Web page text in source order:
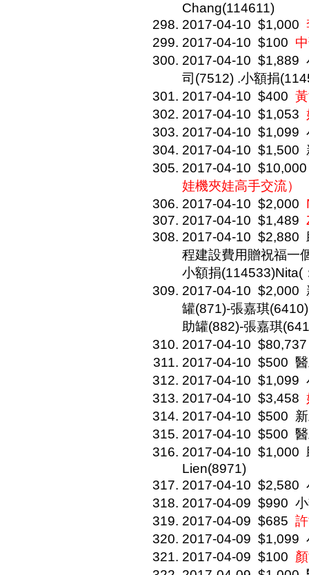
Chang(114611)
2017-04-10 $1,000
2017-04-10 $100
2017-04-10 $1,889
司(7512) .小額捐
2017-04-10 $400
2017-04-10 $1,053
2017-04-10 $1,099
2017-04-10 $1,500
2017-04-10 $10,000
娃機夾娃高手交流）
2017-04-10 $2,000
2017-04-10 $1,489
2017-04-10 $2,880
程建設費用贈祝福一
小額捐(114533)Nita(
2017-04-10 $2,000
罐(871)-張嘉琪
助罐(882)-張嘉琪
2017-04-10 $80,737
2017-04-10 $500
2017-04-10 $1,099
2017-04-10 $3,458
2017-04-10 $500
2017-04-10 $500
2017-04-10 $1,000
Lien(8971)
2017-04-10 $2,580
2017-04-09 $990
2017-04-09 $685
2017-04-09 $1,099
2017-04-09 $100